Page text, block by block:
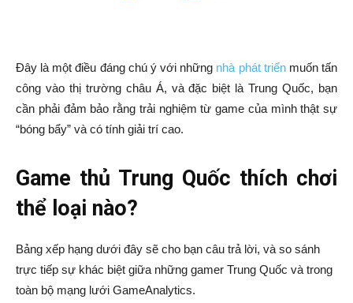
Đây là một điều đáng chú ý với những nhà phát triểnmuốn tấn
công vào thị trường châu Á, và đặc biệt là Trung Quốc, bạn
cần phải đảm bảo rằng trải nghiệm từ game của mình thật sự
“bóng bẩy” và có tính giải trí cao.
Game thủ Trung Quốc thích chơi
thể loại nào?
Bảng xếp hạng dưới đây sẽ cho bạn câu trả lời, và so sánh
trực tiếp sự khác biệt giữa những gamer Trung Quốc và trong
toàn bộ mạng lưới GameAnalytics.